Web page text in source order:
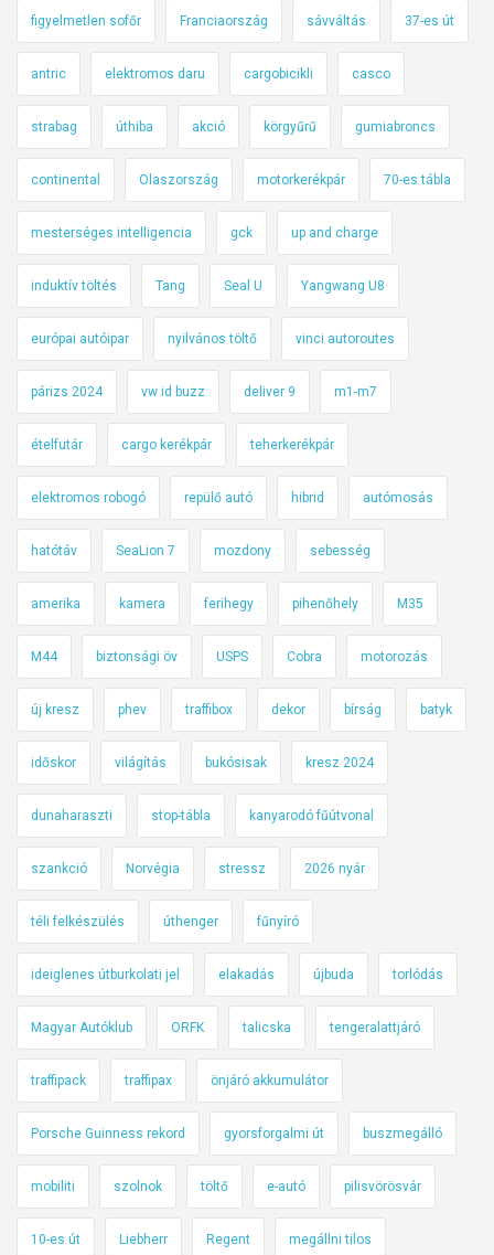
figyelmetlen sofőr Franciaország sávváltás 37-es út
antric elektromos daru cargobicikli casco
strabag úthiba akció körgyűrű gumiabroncs
continental Olaszország motorkerékpár 70-es tábla
mesterséges intelligencia gck up and charge
induktív töltés Tang Seal U Yangwang U8
európai autóipar nyilvános töltő vinci autoroutes
párizs 2024 vw id buzz deliver 9 m1-m7
ételfutár cargo kerékpár teherkerékpár
elektromos robogó repülő autó hibrid autómosás
hatótáv SeaLion 7 mozdony sebesség
amerika kamera ferihegy pihenőhely M35
M44 biztonsági öv USPS Cobra motorozás
új kresz phev traffibox dekor bírság batyk
időskor világítás bukósisak kresz 2024
dunaharaszti stop-tábla kanyarodó fűútvonal
szankció Norvégia stressz 2026 nyár
téli felkészülés úthenger fűnyíró
ideiglenes útburkolati jel elakadás újbuda torlódás
Magyar Autóklub ORFK talicska tengeralattjáró
traffipack traffipax önjáró akkumulátor
Porsche Guinness rekord gyorsforgalmi út buszmegálló
mobiliti szolnok töltő e-autó pilisvörösvár
10-es út Liebherr Regent megállni tilos